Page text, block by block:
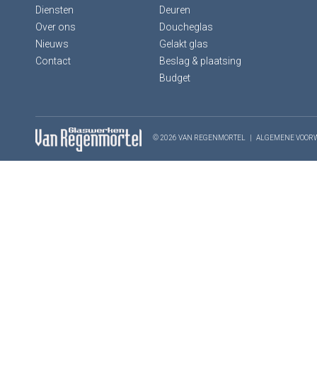
Diensten
Over ons
Nieuws
Contact
Deuren
Doucheglas
Gelakt glas
Beslag & plaatsing
Budget
© 2026 VAN REGENMORTEL ALGEMENE